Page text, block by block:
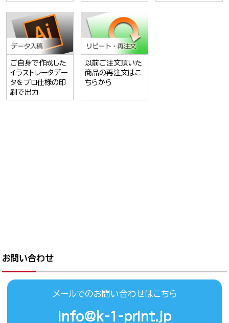
ご自身で作成した
イラストレータデー
タをプロ仕様の印
刷で出力
以前ご注文頂いた
商品の再注文はこ
ちらから
お問い合わせ
メールでのお問い合わせはこちら
info@k-1-print.jp